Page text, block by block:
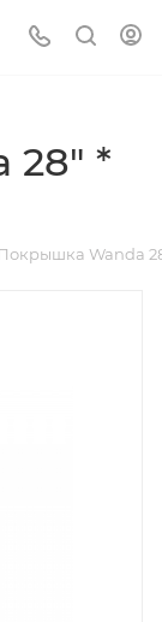
28" *
Wanda